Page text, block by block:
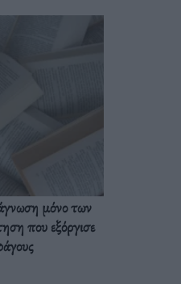
μόνο των
που εξόργισε